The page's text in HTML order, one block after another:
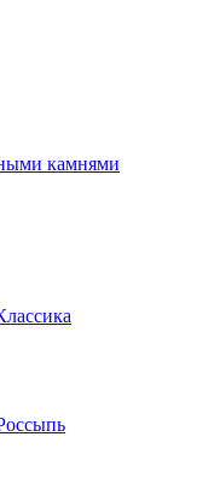
камнями